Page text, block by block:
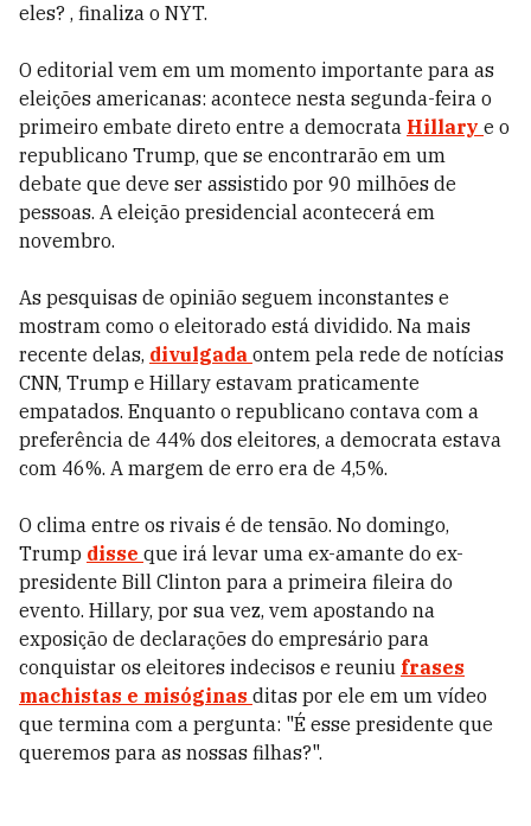
eles? , finaliza o NYT.
O editorial vem em um momento importante para as
eleições americanas: acontece nesta segunda-feira o
primeiro embate direto entre a democrata Hillary e o
republicano Trump, que se encontrarão em um
debate que deve ser assistido por 90 milhões de
pessoas. A eleição presidencial acontecerá em
novembro.
As pesquisas de opinião seguem inconstantes e
mostram como o eleitorado está dividido. Na mais
recente delas, divulgada ontem pela rede de notícias
CNN, Trump e Hillary estavam praticamente
empatados. Enquanto o republicano contava com a
preferência de 44% dos eleitores, a democrata estava
com 46%. A margem de erro era de 4,5%.
O clima entre os rivais é de tensão. No domingo,
Trump disse que irá levar uma ex-amante do ex-
presidente Bill Clinton para a primeira fileira do
evento. Hillary, por sua vez, vem apostando na
exposição de declarações do empresário para
conquistar os eleitores indecisos e reuniu frases
machistas e misóginas ditas por ele em um vídeo
que termina com a pergunta: "É esse presidente que
queremos para as nossas filhas?".